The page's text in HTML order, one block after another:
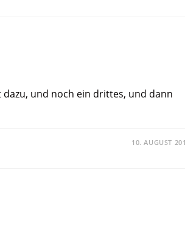
dazu, und noch ein drittes, und dann
10. AUGUST